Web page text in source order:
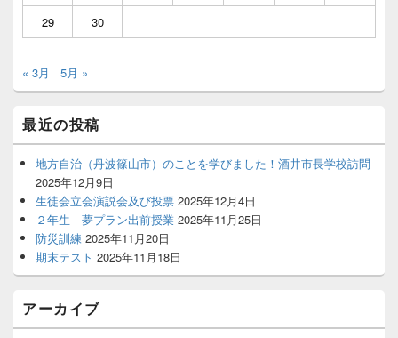
29
30
« 3月 5月 »
最近の投稿
地方自治（丹波篠山市）のことを学びました！酒井市長学校訪問
2025年12月9日
生徒会立会演説会及び投票 2025年12月4日
２年生 夢プラン出前授業 2025年11月25日
防災訓練 2025年11月20日
期末テスト 2025年11月18日
アーカイブ